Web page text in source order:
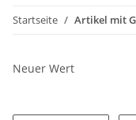
Startseite Artikel mit
Neuer Wert